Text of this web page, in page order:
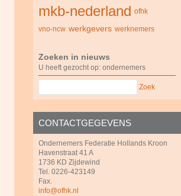
mkb-nederland ofhk
vno-ncw werkgevers werknemers
Zoeken in nieuws
U heeft gezocht op: ondernemers
Zoek
CONTACTGEGEVENS
Ondernemers Federatie Hollands Kroon
Havenstraat 41 A
1736 KD Zijdewind
Tel. 0226-423149
Fax.
info@ofhk.nl